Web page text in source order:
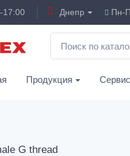
17:00 Днепр Пн-
Продукция
G thread